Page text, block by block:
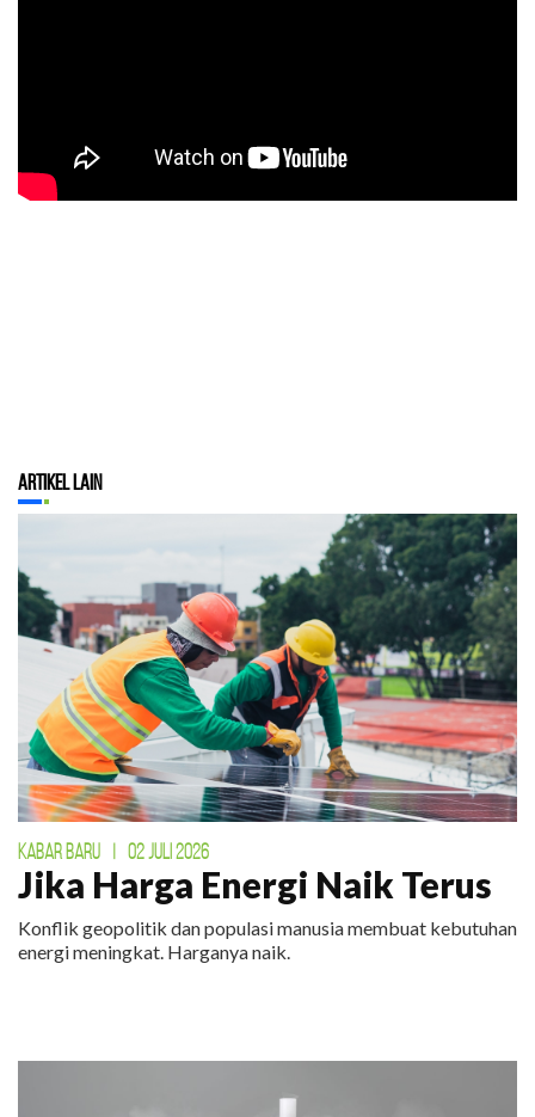
Artikel Lain
KABAR BARU 02 JULI 2026
Jika Harga Energi Naik Terus
Konflik geopolitik dan populasi manusia membuat kebutuhan
energi meningkat. Harganya naik.